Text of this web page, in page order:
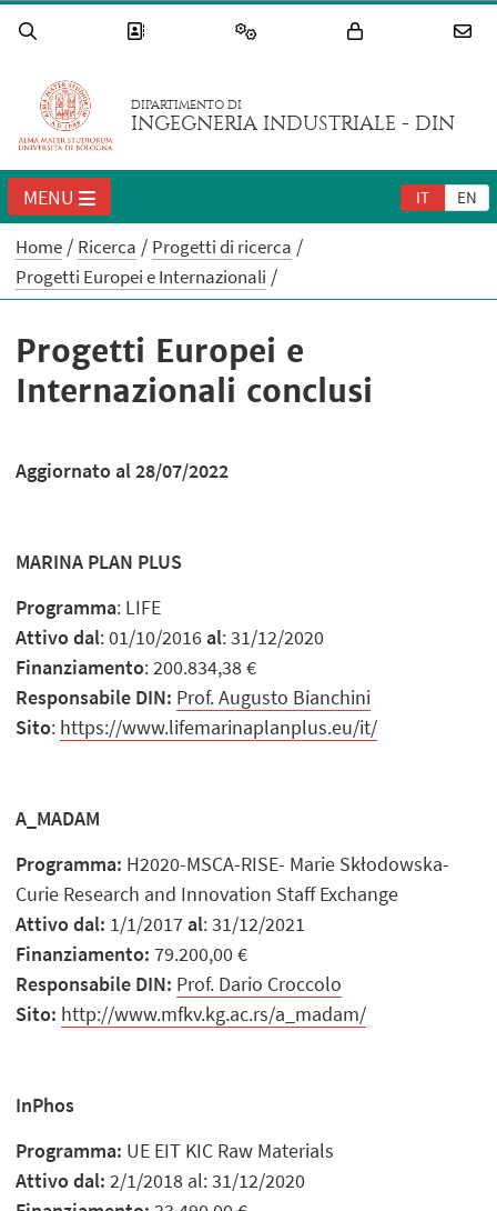
DIPARTIMENTO DI
INGEGNERIA INDUSTRIALE - DIN
IT EN
MENU
Home Ricerca
Progetti di ricerca
Progetti Europei e Internazionali
Progetti Europei e
Internazionali conclusi
Aggiornato al 28/07/2022
MARINA PLAN PLUS
Programma: LIFE
Attivo dal: 01/10/2016al: 31/12/2020
Finanziamento: 200.834,38 €
Responsabile DIN: Prof. Augusto Bianchini
Sito: https://www.lifemarinaplanplus.eu/it/
A_MADAM
Programma: H2020-MSCA-RISE- Marie Skłodowska-
Curie Research and Innovation Staff Exchange
Attivo dal: 1/1/2017al: 31/12/2021
Finanziamento: 79.200,00 €
Responsabile DIN: Prof. Dario Croccolo
Sito: http://www.mfkv.kg.ac.rs/a_madam/
InPhos
Programma: UE EIT KIC Raw Materials
Attivo dal: 2/1/2018 al: 31/12/2020